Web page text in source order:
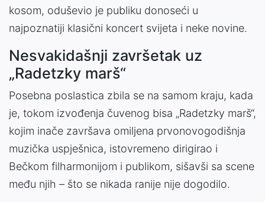
kosom, oduševio je publiku donoseći u
najpoznatiji klasični koncert svijeta i neke novine.
Nesvakidašnji završetak uz
„Radetzky marš“
Posebna poslastica zbila se na samom kraju, kada
je, tokom izvođenja čuvenog bisa „Radetzky marš“,
kojim inače završava omiljena prvonovogodišnja
muzička uspješnica, istovremeno dirigirao i
Bečkom filharmonijom i publikom, sišavši sa scene
među njih – što se nikada ranije nije dogodilo.